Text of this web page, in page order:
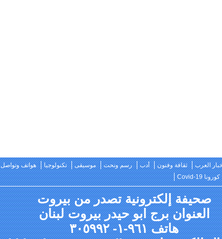
العرب ثقافة وفنون أدب رسم ونحت موسيقى تكنولوجيا هواتف وتواصل
كورونا Covid-19
صحيفة إلكترونية تصدر من بيروت
العنوان برج ابو حيدر بيروت لبنان
هاتف ٩٦١-١- ٣٠٥٩٩٢